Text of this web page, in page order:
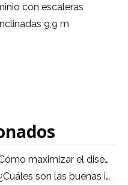
Tablero 3m
Cómo maximizar el diseño del escenario de su iglesia por poco dinero
¿Cuáles son las buenas ideas contemporáneas de diseño de escenarios de iglesias?